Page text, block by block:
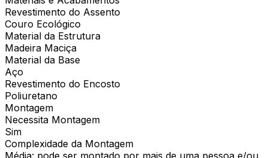
Revestimento do Assento
Couro Ecológico
Material da Estrutura
Madeira Maciça
Material da Base
Aço
Revestimento do Encosto
Poliuretano
Montagem
Necessita Montagem
Sim
Complexidade da Montagem
Média: pode ser montado por mais de uma pessoa e/ou